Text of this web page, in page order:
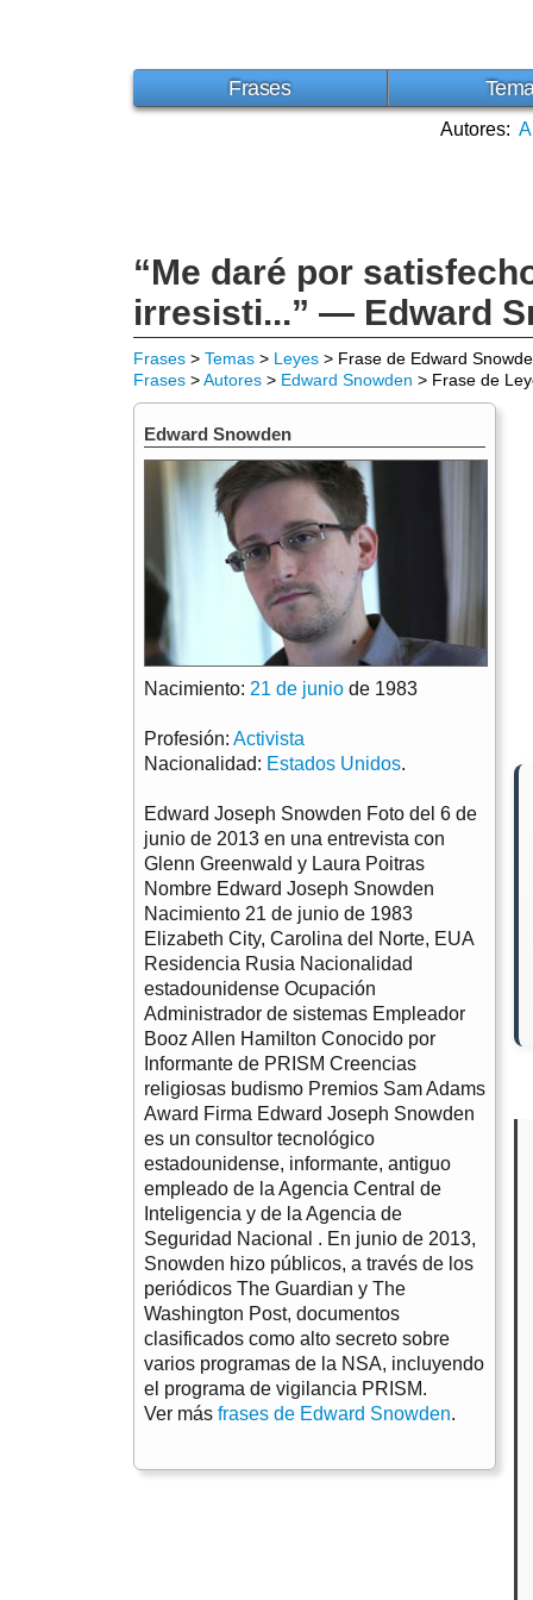
Frases
Autores: A
“Me daré por
irresisti...” — Edward
Frases > Temas > Leyes > Frase de Edward
Frases >Autores > Edward Snowden > Frase de
Edward Snowden
Nacimiento: 21 de junio de 1983
Profesión: Activista
Nacionalidad: Estados Unidos.
Edward Joseph Snowden Foto del 6 de
junio de 2013 en una entrevista con
Glenn Greenwald y Laura Poitras
Nombre Edward Joseph Snowden
Nacimiento 21 de junio de 1983
Elizabeth City, Carolina del Norte, EUA
Residencia Rusia Nacionalidad
estadounidense Ocupación
Administrador de sistemas Empleador
Booz Allen Hamilton Conocido por
Informante de PRISM Creencias
religiosas budismo Premios Sam Adams
Award Firma Edward Joseph Snowden
es un consultor tecnológico
estadounidense, informante, antiguo
empleado de la Agencia Central de
Inteligencia y de la Agencia de
Seguridad Nacional . En junio de 2013,
Snowden hizo públicos, a través de los
periódicos The Guardian y The
Washington Post, documentos
clasificados como alto secreto sobre
varios programas de la NSA, incluyendo
el programa de vigilancia PRISM.
Ver más frases de Edward Snowden.